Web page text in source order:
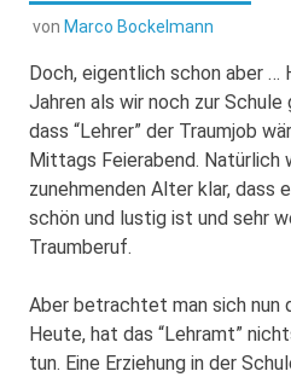
von Marco Bockelmann
Doch, eigentlich schon aber …
Jahren als wir noch zur Schule
dass “Lehrer” der Traumjob
Mittags Feierabend. Natürlich
zunehmenden Alter klar, dass
schön und lustig ist und sehr
Traumberuf.
Aber betrachtet man sich nun
Heute, hat das “Lehramt”
tun. Eine Erziehung in der